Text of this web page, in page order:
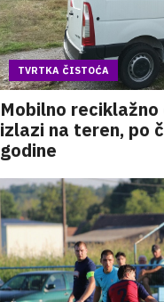
TVRTKA ČISTOĆA
Mobilno
izlazi na teren, po
godine